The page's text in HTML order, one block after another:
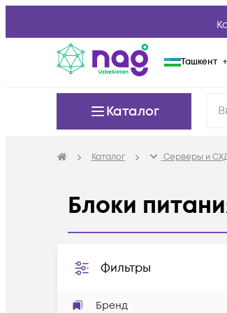
Ташкент
Каталог
Каталог Серверы и
Блоки
Фильтры
Бренд